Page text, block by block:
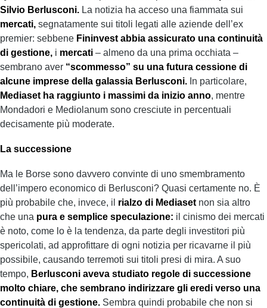
Silvio Berlusconi. La notizia ha acceso una fiammata sui
mercati, segnatamente sui titoli legati alle aziende dell’ex
premier: sebbene Fininvest abbia assicurato una continuità
di gestione, i mercati – almeno da una prima occhiata –
sembrano aver “scommesso” su una futura cessione di
alcune imprese della galassia Berlusconi. In particolare,
Mediaset ha raggiunto i massimi da inizio anno, mentre
Mondadori e Mediolanum sono cresciute in percentuali
decisamente più moderate.
La successione
Ma le Borse sono davvero convinte di uno smembramento
dell’impero economico di Berlusconi? Quasi certamente no. È
più probabile che, invece, il rialzo di Mediaset non sia altro
che una pura e semplice speculazione: il cinismo dei mercati
è noto, come lo è la tendenza, da parte degli investitori più
spericolati, ad approfittare di ogni notizia per ricavarne il più
possibile, causando terremoti sui titoli presi di mira. A suo
tempo, Berlusconi aveva studiato regole di successione
molto chiare, che sembrano indirizzare gli eredi verso una
continuità di gestione. Sembra quindi probabile che non si